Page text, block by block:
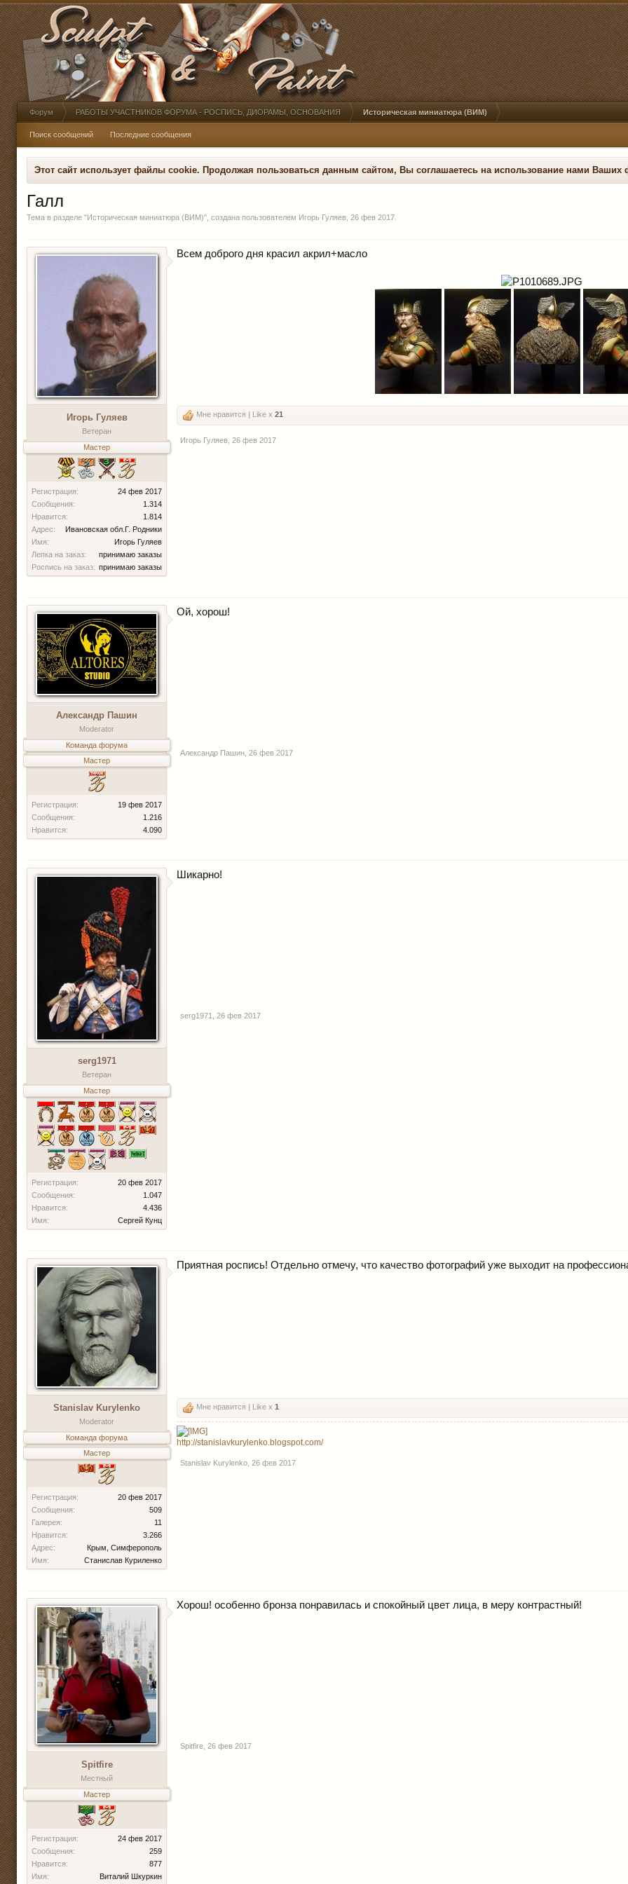
Форум РАБОТЫ УЧАСТНИКОВ ФОРУМА - РОСПИСЬ, ДИОРАМЫ, ОСНОВАНИЯ Историческая миниатюра (ВИМ)
Поиск сообщений Последние сообщения
Этот сайт использует файлы cookie. Продолжая пользоваться данным сайтом, Вы соглашаетесь на использование нами
Галл
Тема в разделе "Историческая миниатюра (ВИМ)", создана пользователем Игорь Гуляев 26 фев 2017
Игорь Гуляев
Ветеран
Мастер
Регистрация:
24 фев 2017
Сообщения:
1.314
Нравится:
1.814
Адрес:
Ивановская обл.Г. Родники
Имя:
Игорь Гуляев
Лепка на заказ:
принимаю заказы
Роспись на заказ: принимаю заказы
Всем доброго дня красил акрил+масло
Мне нравится | Like x 21
Игорь Гуляев 26 фев 2017
Александр Пашин
Moderator
Команда форума
Мастер
Регистрация:
19 фев 2017
Сообщения:
1.216
Нравится:
4.090
Ой, хорош!
Александр Пашин 26 фев 2017
serg1971
Ветеран
Мастер
Регистрация:
20 фев 2017
Сообщения:
1.047
Нравится:
4.436
Имя:
Сергей Кунц
Шикарно!
serg1971 26 фев 2017
Stanislav Kurylenko
Moderator
Команда форума
Мастер
Регистрация:
20 фев 2017
Сообщения:
509
Галерея:
11
Нравится:
3.266
Адрес:
Крым, Симферополь
Имя:
Станислав Куриленко
Приятная роспись! Отдельно отмечу, что качество фотографий уже выходит на
Мне нравится | Like x 1
http://stanislavkurylenko.blogspot.com/
Stanislav Kurylenko 26 фев 2017
Spitfire
Местный
Мастер
Регистрация:
24 фев 2017
Сообщения:
259
Нравится:
877
Имя:
Виталий Шкуркин
Хорош! особенно бронза понравилась и спокойный цвет лица, в меру контрастный!
Spitfire 26 фев 2017